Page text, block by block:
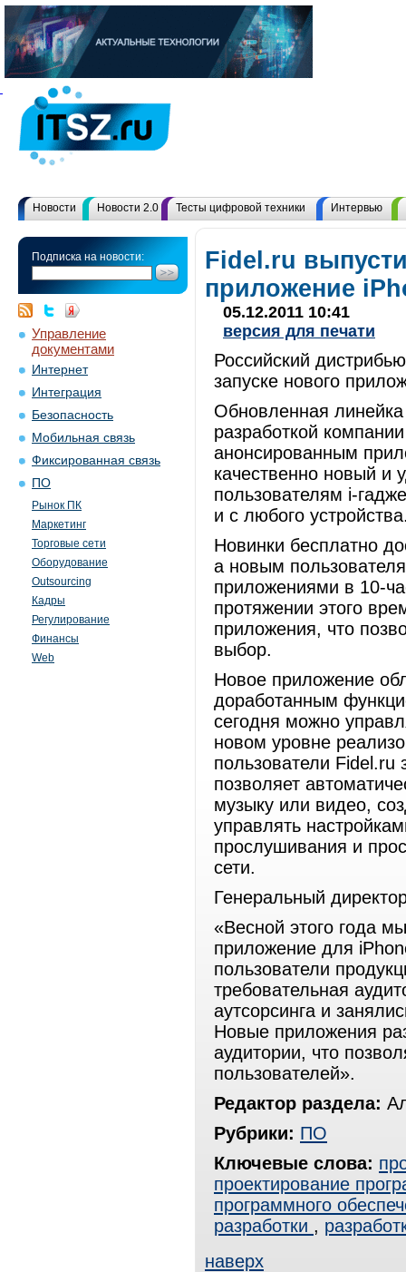
Новости Новости 2.0 Тесты цифровой техники Интервью
Подписка на новости:
Управление
документами
Интернет
Интеграция
Безопасность
Мобильная связь
Фиксированная связь
ПО
Рынок ПК
Маркетинг
Торговые сети
Оборудование
Outsourcing
Кадры
Регулирование
Финансы
Web
Fidel.ru
приложение
05.12.2011 10:41
версия для печати
Российский
запуске нового
Обновленная
разработкой
анонсированным
качественно новый и
пользователям i-
и с любого
Новинки бесплатно
а новым
приложениями в 10-
протяжении этого
приложения, что
выбор.
Новое приложение
доработанным
сегодня можно
новом уровне
пользователи
позволяет
музыку или видео,
управлять
прослушивания и
сети.
Генеральный
«Весной этого года
приложение для
пользователи
требовательная
аутсорсинга и
Новые приложения
аудитории, что
пользователей».
Редактор раздела:
Рубрики: ПО
Ключевые слова:
проектирование
программного
разработки ,
наверх